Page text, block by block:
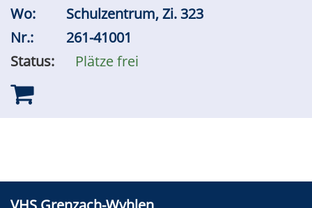
Wo:
Schulzentrum, Zi. 323
Nr.:
261-41001
Status:
Plätze frei